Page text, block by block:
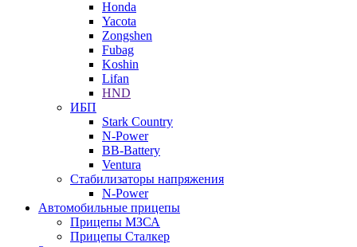
Honda
Yacota
Zongshen
Fubag
Koshin
Lifan
HND
ИБП
Stark Country
N-Power
BB-Battery
Ventura
Стабилизаторы напряжения
N-Power
Автомобильные прицепы
Прицепы МЗСА
Прицепы Сталкер